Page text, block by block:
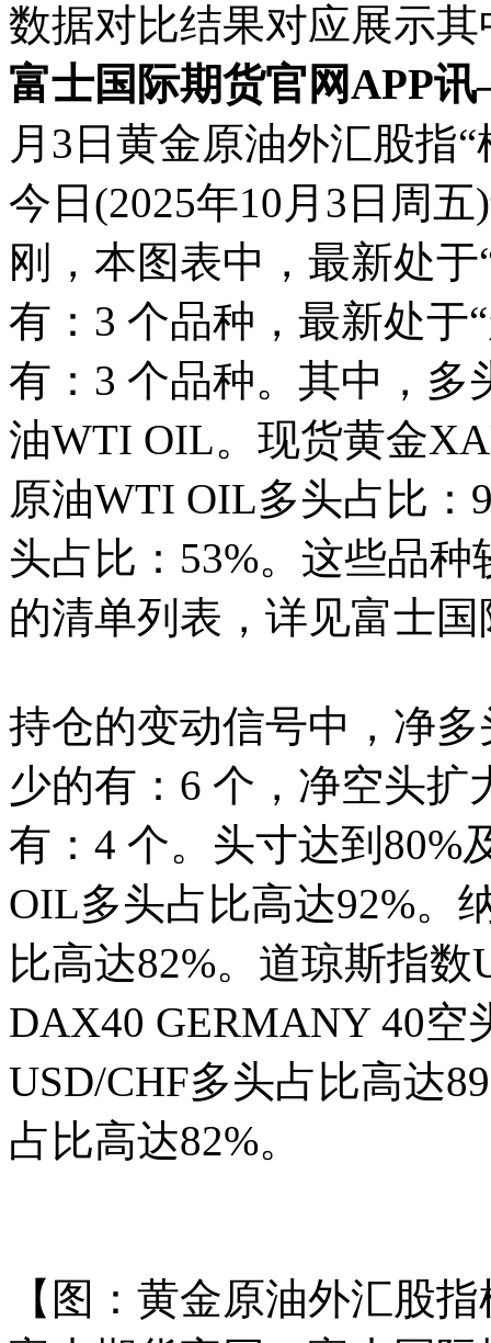
数据对比结果对应展示
富士国际期货官网APP
月3日黄金原油外汇股指
今日(2025年10月3日周
刚，本图表中，最新处
有：3 个品种，最新处于
有：3 个品种。其中，多
油WTI OIL。 现货黄金
原油WTI OIL多头占比：
头占比：53%。这些品
的清单列表，详见富士
持仓的变动信号中，净
少的有：6 个，净空头扩
有：4 个。头寸达到80%
OIL多头占比高达92%。
比高达82%。道琼斯指
DAX40 GERMANY 40空
USD/CHF多头占比高达
占比高达82%。
【图：黄金原油外汇股